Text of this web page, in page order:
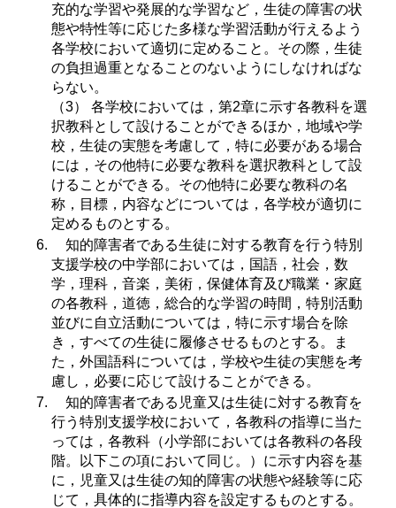
充的な学習や発展的な学習など，生徒の障害の状
態や特性等に応じた多様な学習活動が行えるよう
各学校において適切に定めること。その際，生徒
の負担過重となることのないようにしなければな
らない。
（3） 各学校においては，第2章に示す各教科を選
択教科として設けることができるほか，地域や学
校，生徒の実態を考慮して，特に必要がある場合
には，その他特に必要な教科を選択教科として設
けることができる。その他特に必要な教科の名
称，目標，内容などについては，各学校が適切に
定めるものとする。
知的障害者である生徒に対する教育を行う特別
支援学校の中学部においては，国語，社会，数
学，理科，音楽，美術，保健体育及び職業・家庭
の各教科，道徳，総合的な学習の時間，特別活動
並びに自立活動については，特に示す場合を除
き，すべての生徒に履修させるものとする。ま
た，外国語科については，学校や生徒の実態を考
慮し，必要に応じて設けることができる。
知的障害者である児童又は生徒に対する教育を
行う特別支援学校において，各教科の指導に当た
っては，各教科（小学部においては各教科の各段
階。以下この項において同じ。）に示す内容を基
に，児童又は生徒の知的障害の状態や経験等に応
じて，具体的に指導内容を設定するものとする。